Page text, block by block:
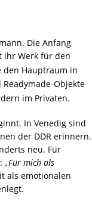
Die Anfang
ihr Werk für den
den Hauptraum in
Objekte
im Privaten.
In Venedig sind
der DDR erinnern.
neu. Für
„Für mich als
als emotionalen